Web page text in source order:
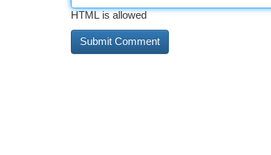
HTML is allowed